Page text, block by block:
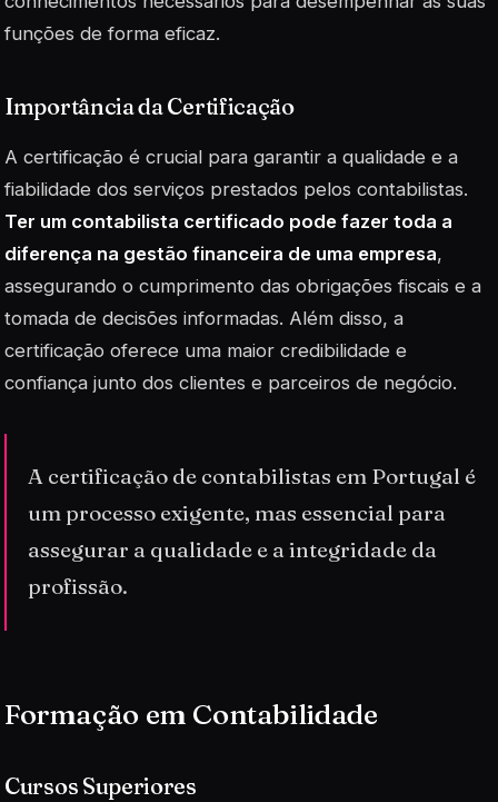
funções de forma eficaz.
Importância da Certificação
A certificação é crucial para garantir a qualidade e a
fiabilidade dos serviços prestados pelos contabilistas.
Ter um contabilista certificado pode fazer toda a
diferença na gestão financeira de uma empresa,
assegurando o cumprimento das obrigações fiscais e a
tomada de decisões informadas. Além disso, a
certificação oferece uma maior credibilidade e
confiança junto dos clientes e parceiros de negócio.
A certificação de contabilistas em Portugal é
um processo exigente, mas essencial para
assegurar a qualidade e a integridade da
profissão.
Formação em Contabilidade
Cursos Superiores